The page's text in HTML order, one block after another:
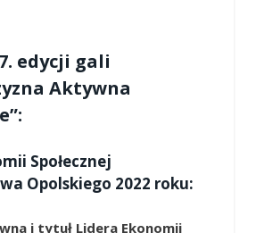
edycji gali
Aktywna
Społecznej
Opolskiego 2022 roku:
i tytuł Lidera Ekonomii